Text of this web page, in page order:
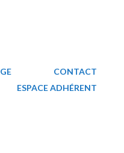
CONTACT
ESPACE ADHÉRENT